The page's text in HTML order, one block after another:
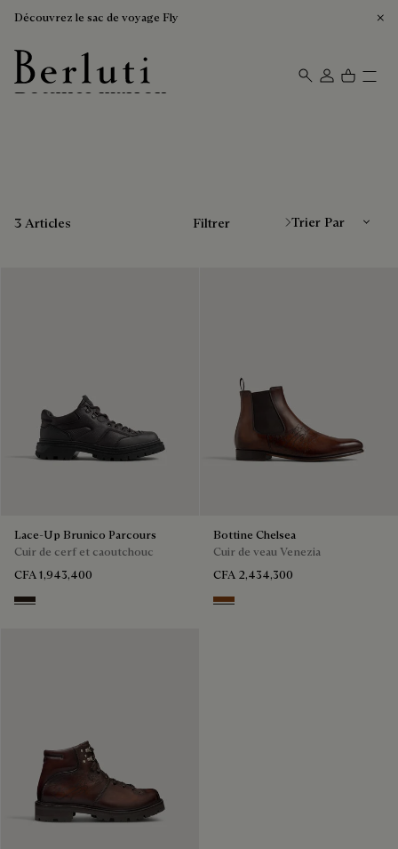
Découvrez le sac de voyage Fly
Page d'Accueil Berluti
Bottines marron
3 Articles Filtrer
Lace-Up Brunico Parcours
Cuir de cerf et caoutchouc
CFA 1,943,400
Brown
Bottine Chelsea
Cuir de veau Venezia
CFA 2,434,300
EBANO